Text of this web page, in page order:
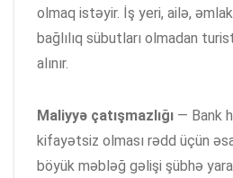
olmaq istəyir. İş yeri, ailə,
bağlılıq sübutları olmadan
alınır.
Maliyyə çatışmazlığı — Bank
kifayətsiz olması rədd üçün
böyük məbləğ gəlişi şübhə